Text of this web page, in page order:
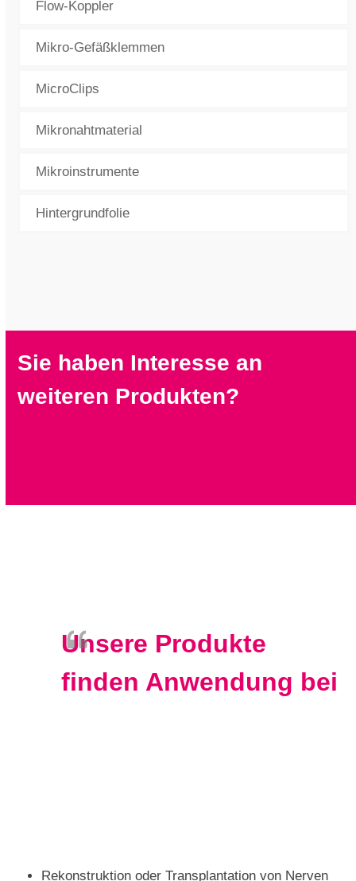
Flow-Koppler
Mikro-Gefäßklemmen
MicroClips
Mikronahtmaterial
Mikroinstrumente
Hintergrundfolie
Sie haben Interesse an
weiteren Produkten?
Unsere Produkte
finden Anwendung bei
Rekonstruktion oder Transplantation von Nerven